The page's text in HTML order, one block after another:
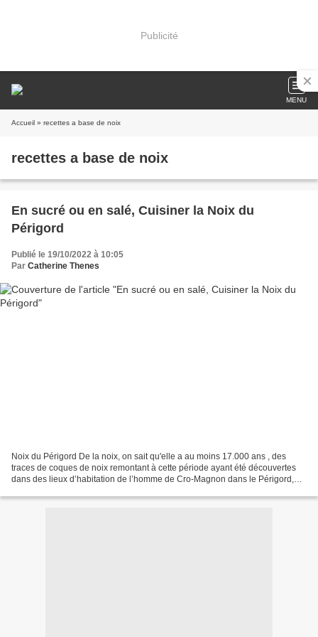
Publicité
MENU
Accueil » recettes a base de noix
recettes a base de noix
En sucré ou en salé, Cuisiner la Noix du
Périgord
Publié le 19/10/2022 à 10:05
Par Catherine Thenes
Noix du Périgord De la noix, on sait qu'elle a au moins 17.000 ans , des
traces de coques de noix remontant à cette période ayant été découvertes
dans des lieux d’habitation de l’homme de Cro-Magnon dans le Périgord,